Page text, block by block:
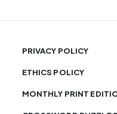
PRIVACY POLICY
ETHICS POLICY
MONTHLY PRINT